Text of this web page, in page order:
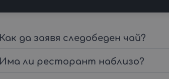
Как да заявя следобеден чай?
Има ли ресторант наблизо?